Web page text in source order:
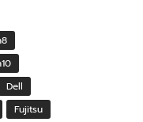
Dell
Fujitsu